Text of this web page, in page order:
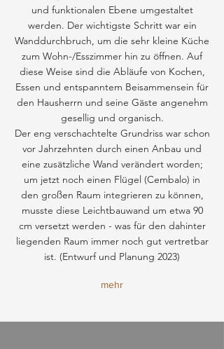
und funktionalen Ebene umgestaltet
werden. Der wichtigste Schritt war ein
Wanddurchbruch, um die sehr kleine Küche
zum Wohn-/Esszimmer hin zu öffnen. Auf
diese Weise sind die Abläufe von Kochen,
Essen und entspanntem Beisammensein für
den Hausherrn und seine Gäste angenehm
gesellig und organisch.
Der eng verschachtelte Grundriss war schon
vor Jahrzehnten durch einen Anbau und
eine zusätzliche Wand verändert worden;
um jetzt noch einen Flügel (Cembalo) in
den großen Raum integrieren zu können,
musste diese Leichtbauwand um etwa 90
cm versetzt werden - was für den dahinter
liegenden Raum immer noch gut vertretbar
ist. (Entwurf und Planung 2023)
mehr